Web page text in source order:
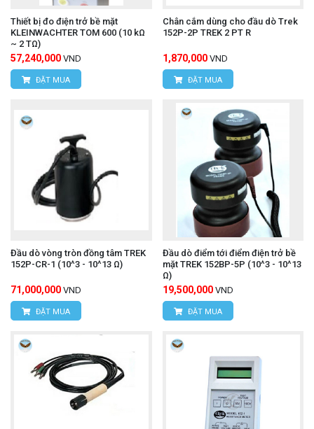
Thiết bị đo điện trở bề mặt
KLEINWACHTER TOM 600 (10 kΩ
~ 2 TΩ)
57,240,000 VND
ĐẶT MUA
Chân cắm dùng cho đầu dò Trek
152P-2P TREK 2 PT R
1,870,000 VND
ĐẶT MUA
Đầu dò vòng tròn đồng tâm TREK
152P-CR-1 (10^3 - 10^13 Ω)
71,000,000 VND
ĐẶT MUA
Đầu dò điểm tới điểm điện trở bề
mặt TREK 152BP-5P (10^3 - 10^13
Ω)
19,500,000 VND
ĐẶT MUA